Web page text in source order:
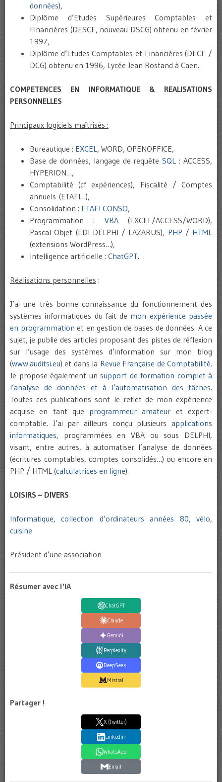
données),
Diplôme d’Etudes Supérieures Comptables et
Financières (DESCF, nouveau DSCG) obtenu en février
1997,
Diplôme d’Etudes Comptables et Financières (DECF /
DCG) obtenu en 1996, Lycée Jean Rostand à Caen.
COMPETENCES EN INFORMATIQUE & REALISATIONS
PERSONNELLES
Principaux logiciels maîtrisés :
Bureautique : EXCEL, WORD, OPENOFFICE,
Base de données, langage de requêteSQL : ACCESS,
HYPERION…,
Comptabilité (cf expériences), Fiscalité / Comptes
annuels (ETAFI…),
Consolidation : ETAFI CONSO,
Programmation : VBA(EXCEL/ACCESS/WORD),
Pascal Objet (EDI DELPHI / LAZARUS), PHP / HTML
(extensions WordPress…),
Intelligence artificielle : ChatGPT.
Réalisations personnelles :
J’ai une très bonne connaissance du fonctionnement des
systèmes informatiques du fait de mon expérience passée
en programmation et en gestion de bases de données. A ce
sujet, je publie des articles proposant des pistes de réflexion
sur l’usage des systèmes d’information sur mon blog
(www.auditsi.eu) et dans la Revue Française de Comptabilité.
Je propose également un support de formation complet à
l’analyse de données et à l’automatisation des tâches.
Toutes ces publications sont le reflet de mon expérience
acquise en tant que programmeur amateur et expert-
comptable. J’ai par ailleurs conçu plusieurs applications
informatiques, programmées en VBA ou sous DELPHI,
visant, entre autres, à automatiser l’analyse de données
(écritures comptables, comptes consolidés…) ou encore en
PHP / HTML (calculatrices en ligne).
LOISIRS – DIVERS
Informatique,collection d’ordinateurs années 80,vélo,
cuisine
Président d’une association
Résumer avec l'IA
ChatGPT
Claude
Gemini
Perplexity
DeepSeek
Mistral
Partager !
X (Twitter)
LinkedIn
WhatsApp
Email